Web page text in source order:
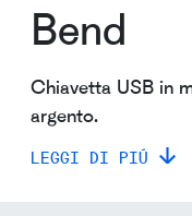
Bend
Chiavetta USB in
argento.
LEGGI DI PIÚ